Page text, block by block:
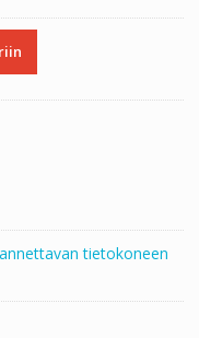
tietokoneen